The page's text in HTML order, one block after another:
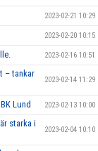
2023-02-21 10:29
2023-02-20 10:15
2023-02-16 10:51
– tankar
2023-02-14 11:29
Lund 2023-02-13 10:00
starka i
2023-02-04 10:10